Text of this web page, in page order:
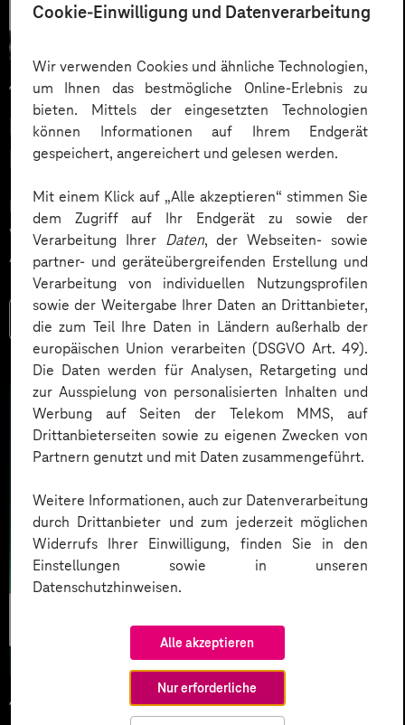
Cookie-Einwilligung und Datenverarbeitung
Wir verwenden Cookies und ähnliche Technologien,
um Ihnen das bestmögliche Online-Erlebnis zu
bieten. Mittels der eingesetzten Technologien
können Informationen auf Ihrem Endgerät
gespeichert, angereichert und gelesen werden.
Mit einem Klick auf „Alle akzeptieren“ stimmen Sie
dem Zugriff auf Ihr Endgerät zu sowie der
Verarbeitung Ihrer Daten, der Webseiten- sowie
partner- und geräteübergreifenden Erstellung und
Verarbeitung von individuellen Nutzungsprofilen
sowie der Weitergabe Ihrer Daten an Drittanbieter,
die zum Teil Ihre Daten in Ländern außerhalb der
europäischen Union verarbeiten (DSGVO Art. 49).
Die Daten werden für Analysen, Retargeting und
zur Ausspielung von personalisierten Inhalten und
Werbung auf Seiten der Telekom MMS, auf
Drittanbieterseiten sowie zu eigenen Zwecken von
Partnern genutzt und mit Daten zusammengeführt.
Weitere Informationen, auch zur Datenverarbeitung
durch Drittanbieter und zum jederzeit möglichen
Widerrufs Ihrer Einwilligung, finden Sie in den
Einstellungen sowie in unseren
Datenschutzhinweisen.
Alle akzeptieren
Nur erforderliche
Barrierefreiheit
15.07.2025
NIS2 Umsetzung: Technik, Tools &
Prozesse für mehr Cybersicherheit
NIS2 Umsetzung: Was Betreiber kritischer Anlagen &
wichtige Einrichtungen jetzt beachten müssen. Alle
Anforderungen, Fristen & Tipps zur Umsetzung.
Mehr lesen
14.07.2025